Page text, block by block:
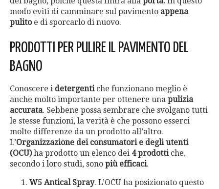
modo eviti di camminare sul pavimento appena
pulitoe di sporcarlo di nuovo.
PRODOTTI PER PULIRE IL PAVIMENTO DEL
BAGNO
Conoscere i detergentiche funzionano meglio è
anche molto importante per ottenere una pulizia
accurata. Sebbene possa sembrare che svolgano tutti
le stesse funzioni, la verità è che possono esserci
molte differenze da un prodotto all’altro.
L’Organizzazione dei consumatori e degli utenti
(OCU)ha prodotto un elenco dei 4 prodottiche,
secondo i loro studi, sono più efficaci.
W5 Antical Spray. L’OCU ha posizionato questo